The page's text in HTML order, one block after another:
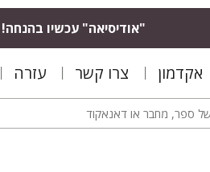
"אודיסיאה" עכשיו
אקדמון צרו קשר עזרה